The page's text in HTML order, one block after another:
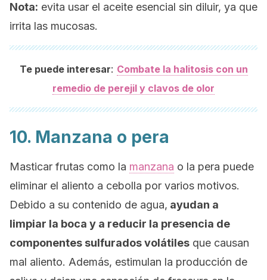
Nota: evita usar el aceite esencial sin diluir, ya que
irrita las mucosas.
Te puede interesar: Combate la halitosis con un
remedio de perejil y clavos de olor
10. Manzana o pera
Masticar frutas como la manzana o la pera puede
eliminar el aliento a cebolla por varios motivos.
Debido a su contenido de agua, ayudan a
limpiar la boca y a reducir la presencia de
componentes sulfurados volátiles que causan
mal aliento. Además, estimulan la producción de